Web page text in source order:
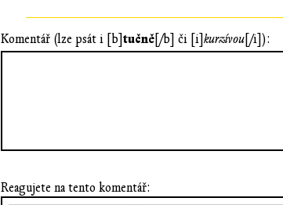
Komentář (lze psát i [b] tučně [/b] či [i] kurzívou [/i]):
Reagujete na tento komentář: